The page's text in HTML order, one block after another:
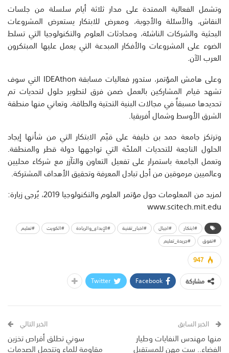
وتشمل الفعالية الممتدة على مدار ثلاثة أيام سلسلة من جلسات
النقاش، والأسئلة والأجوبة، ومعرض للابتكار يستعرض المشروعات
البحثية والشركات الناشئة، ومحادثات العلوم والتكنولوجيا التي تسلط
الضوء على المشروعات والأفكار المبدعة التي يعمل عليها المبتكرون
العرب الآن.
وعلى هامش المؤتمر، ستدور فعاليات مسابقة IDEAthon التي سوف
تشهد قيام المشاركين بالعمل ضمن فرق لتطوير حلول لتحديات تم
تحديدها مسبقاً في مجالات البنية التحتية والطاقة، وتعاني منها منطقة
الشرق الأوسط وشمال أفريقيا.
وترتكز جامعة حمد بن خليفة على قيّم الابتكار التي من شأنها إيجاد
الحلول الناجعة للتحديات الملحّة التي تواجهها دولة قطر والمنطقة.
وتعمل الجامعة باستمرار على تفعيل التعاون والتآزر مع شركاء محليين
وعالميين مرموقين من أجل تبادل المعرفة وتحقيق الأهداف المشتركة.
لمزيد من المعلومات حول مؤتمر العلوم والتكنولوجيا 2019، يُرجى زيارة:
www.scitech.mit.edu
#ابتكار #اجيال #اخبار_تقنية #الإبداع_والريادة #الكويت
#تعليم
#تفوق
#جريدة_تعليم
947
مشاركة
Facebook
Twitter
الخبر السابق
منها مهندس النفايات وطيار
الفضاء.. ست مهن للمستقبل
الخبر التالي
سوني تطلق أقراص تخزين
مقاومة للماء وتتحمل الصدمات